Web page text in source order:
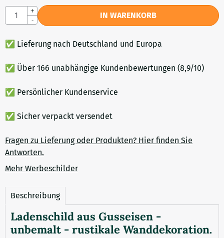
Anzahl
+
-
IN WARENKORB
✅ Lieferung nach Deutschland und Europa
✅ Über 166 unabhängige Kundenbewertungen (8,9/10)
✅ Persönlicher Kundenservice
✅ Sicher verpackt versendet
Fragen zu Lieferung oder Produkten? Hier finden Sie
Antworten.
Mehr Werbeschilder
Beschreibung
Ladenschild aus Gusseisen -
unbemalt - rustikale Wanddekoration.